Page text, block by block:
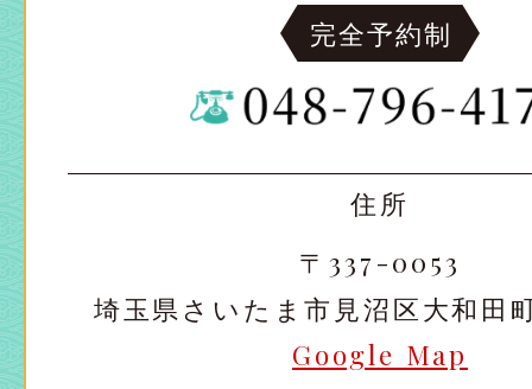
完全予約制
住所
〒337-0053
埼玉県さいたま市見沼区大和田
Google Map